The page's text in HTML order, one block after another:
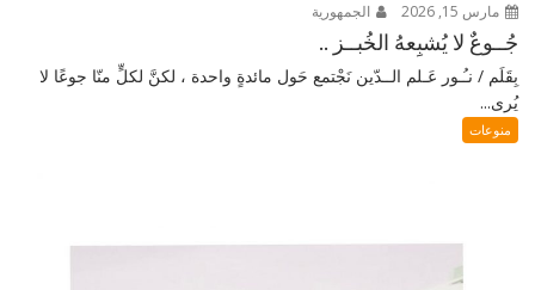
مارس 15, 2026 الجمهورية
جُــوعٌ لا يُشبِعهُ الخُبــز ..
بِقَلَم / نـُـور عَـلم الــدّين نَجْتمع حَول مائدةٍ واحدة ، لكنَّ لكلٍّ منّا جوعًا لا
يُرى...
منوعات